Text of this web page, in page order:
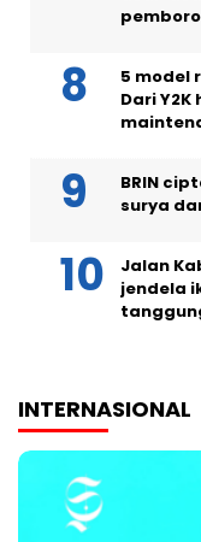
5 model
Dari
BRIN
surya
Jalan
jendela
INTERNASIONAL